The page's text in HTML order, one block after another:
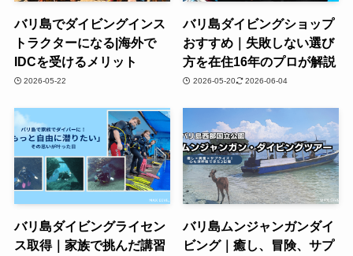
バリ島でダイビングインス
トラクターになる|海外で
IDCを受けるメリット
2026-05-22
バリ島ダイビングショップ
おすすめ｜失敗しない選び
方を在住16年のプロが解説
2026-05-20 2026-06-04
バリ島ダイビングライセン
ス取得｜家族で挑んだ講習
バリ島ムンジャンガンダイ
ビング｜癒し、冒険、サプ